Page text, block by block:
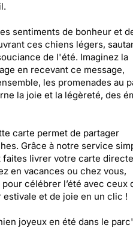
sentiments de bonheur et
ces chiens légers,
de l'été. Imaginez la
en recevant ce message,
les promenades au
la joie et la légèreté, des
carte permet de partager
Grâce à notre service
livrer votre carte
en vacances ou chez vous,
célébrer l’été avec ceux
estivale et de joie en un clic !
joyeux en été dans le